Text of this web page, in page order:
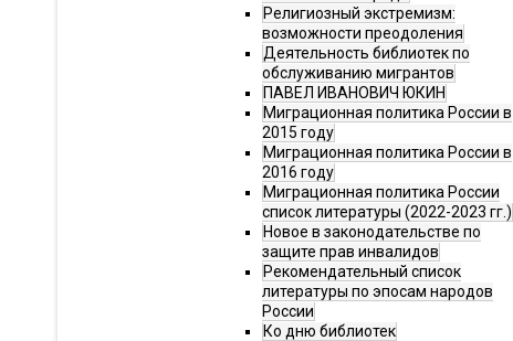
Религиозный экстремизм:
возможности преодоления
Деятельность библиотек по
обслуживанию мигрантов
ПАВЕЛ ИВАНОВИЧ ЮКИН
Миграционная политика России в
2015 году
Миграционная политика России в
2016 году
Миграционная политика России
список литературы (2022-2023 гг.)
Новое в законодательстве по
защите прав инвалидов
Рекомендательный список
литературы по эпосам народов
России
Ко дню библиотек